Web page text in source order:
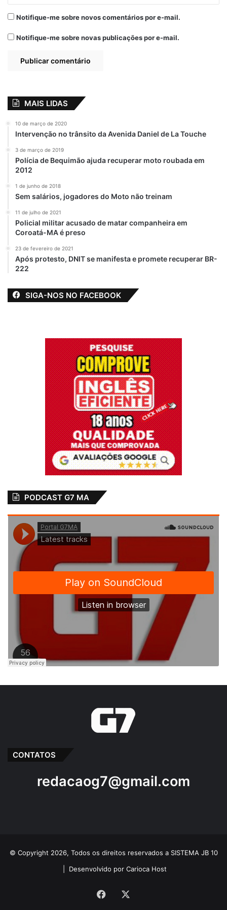
Notifique-me sobre novos comentários por e-mail.
Notifique-me sobre novas publicações por e-mail.
MAIS LIDAS
10 de março de 2020
Intervenção no trânsito da Avenida Daniel de La Touche
3 de março de 2019
Polícia de Bequimão ajuda recuperar moto roubada em
2012
1 de junho de 2018
Sem salários, jogadores do Moto não treinam
11 de julho de 2021
Policial militar acusado de matar companheira em
Coroatá-MA é preso
23 de fevereiro de 2021
Após protesto, DNIT se manifesta e promete recuperar BR-
222
SIGA-NOS NO FACEBOOK
PODCAST G7 MA
CONTATOS
redacaog7@gmail.com
© Copyright 2026, Todos os direitos reservados a SISTEMA JB 10
Desenvolvido por Carioca Host
Facebook